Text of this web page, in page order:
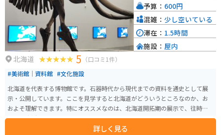
北海道 5 （口コミ1件）
#美術館｜資料館 #文化施設
北海道を代表する博物館です。石器時代から現代までの資料を通史として展
示・公開しています。ここを見学すると北海道がどういうところなのか、お
およそ理解できます。特にオススメなのは、北海道開拓期の展示で、往時の
人々の生活ぶりをしのぶことができるジオラマや古い民具が展示されていま
詳しく見る
予算： 600円
混雑： 少し空いている
滞在： 1.5時間
施設： 屋内